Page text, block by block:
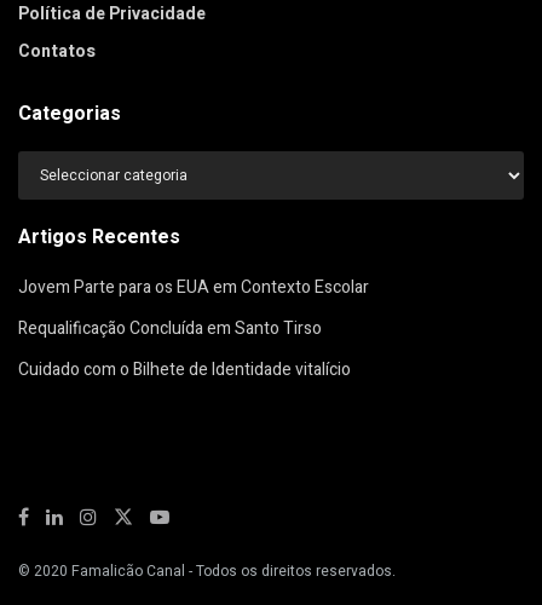
Política de Privacidade
Contatos
Categorias
Categorias
Artigos Recentes
Jovem Parte para os EUA em Contexto Escolar
Requalificação Concluída em Santo Tirso
Cuidado com o Bilhete de Identidade vitalício
© 2020 Famalicão Canal - Todos os direitos reservados.